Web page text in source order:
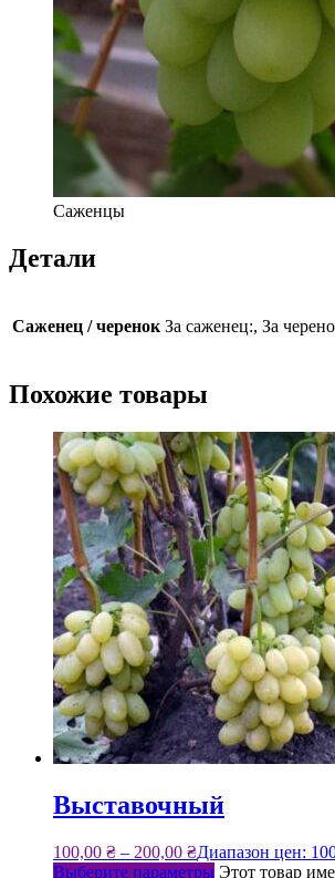
Саженцы
Детали
Саженец / черенок За саженец:, За
Похожие товары
Выставочный
100,00 ₴ – 200,00 ₴Диапазон цен:
Выберите параметры Этот товар